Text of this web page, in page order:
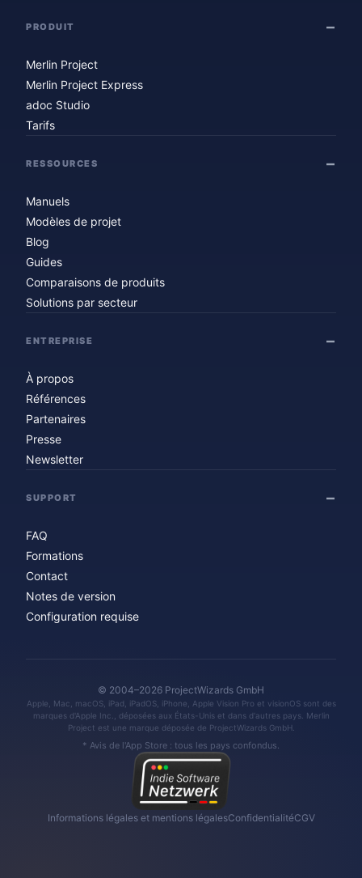
PRODUIT
Merlin Project
Merlin Project Express
adoc Studio
Tarifs
RESSOURCES
Manuels
Modèles de projet
Blog
Guides
Comparaisons de produits
Solutions par secteur
ENTREPRISE
À propos
Références
Partenaires
Presse
Newsletter
SUPPORT
FAQ
Formations
Contact
Notes de version
Configuration requise
© 2004–2026 ProjectWizards GmbH
Apple, Mac, macOS, iPad, iPadOS, iPhone, Apple Vision Pro et visionOS sont des
marques d'Apple Inc., déposées aux États-Unis et dans d'autres pays. Merlin
Project est une marque déposée de ProjectWizards GmbH.
* Avis de l'App Store : tous les pays confondus.
Informations légales et mentions légalesConfidentialitéCGV